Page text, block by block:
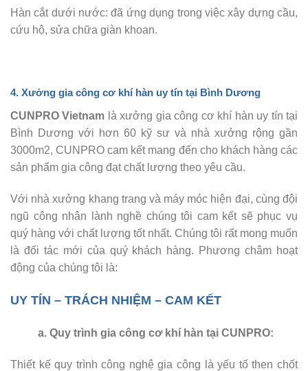
Hàn cắt dưới nước: đã ứng dụng trong việc xây dựng cầu,
cứu hộ, sửa chữa giàn khoan.
4. Xưởng gia công cơ khí hàn uy tín tại Bình Dương
CUNPRO Vietnam là xưởng gia công cơ khí hàn uy tín tại
Bình Dương với hơn 60 kỹ sư và nhà xưởng rộng gần
3000m2, CUNPRO cam kết mang đến cho khách hàng các
sản phẩm gia công đạt chất lượng theo yêu cầu.
Với nhà xưởng khang trang và máy móc hiện đại, cùng đội
ngũ công nhân lành nghề chúng tôi cam kết sẽ phục vụ
quý hàng với chất lượng tốt nhất. Chúng tôi rất mong muốn
là đối tác mới của quý khách hàng. Phương châm hoạt
động của chúng tôi là:
UY TÍN – TRÁCH NHIỆM – CAM KẾT
a. Quy trình gia công cơ khí hàn tại CUNPRO:
Thiết kế quy trình công nghệ gia công là yếu tố then chốt